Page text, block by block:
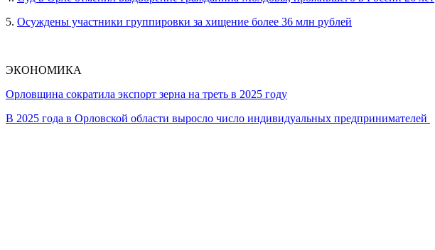
5. Осуждены участники группировки за хищение более 36 млн рублей
ЭКОНОМИКА
Орловщина сократила экспорт зерна на треть в 2025 году
В 2025 года в Орловской области выросло число индивидуальных предпринимателей